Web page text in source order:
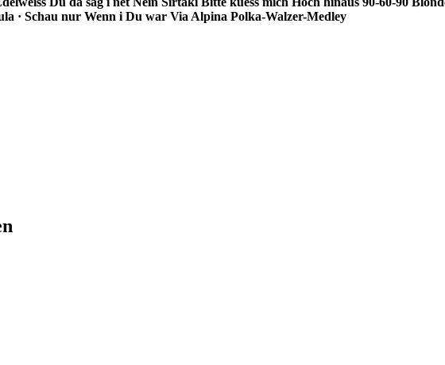
· Schau nur Wenn i Du war Via Alpina Polka-Walzer-Medley